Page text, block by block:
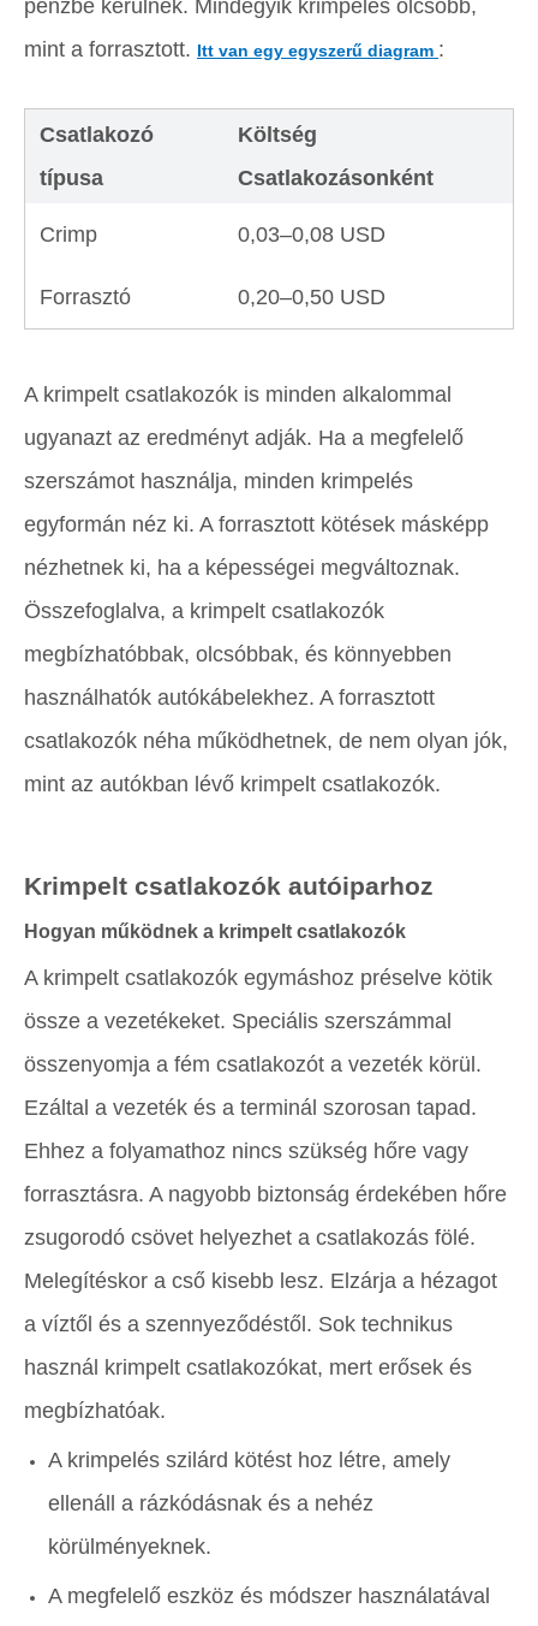
pénzbe kerülnek. Mindegyik krimpelés olcsóbb,
mint a forrasztott. Itt van egy egyszerű diagram :
Csatlakozó
típusa
Költség
Csatlakozásonként
Crimp 0,03–0,08 USD
Forrasztó 0,20–0,50 USD
A krimpelt csatlakozók is minden alkalommal
ugyanazt az eredményt adják. Ha a megfelelő
szerszámot használja, minden krimpelés
egyformán néz ki. A forrasztott kötések másképp
nézhetnek ki, ha a képességei megváltoznak.
Összefoglalva, a krimpelt csatlakozók
megbízhatóbbak, olcsóbbak, és könnyebben
használhatók autókábelekhez. A forrasztott
csatlakozók néha működhetnek, de nem olyan jók,
mint az autókban lévő krimpelt csatlakozók.
Krimpelt csatlakozók autóiparhoz
Hogyan működnek a krimpelt csatlakozók
A krimpelt csatlakozók egymáshoz préselve kötik
össze a vezetékeket. Speciális szerszámmal
összenyomja a fém csatlakozót a vezeték körül.
Ezáltal a vezeték és a terminál szorosan tapad.
Ehhez a folyamathoz nincs szükség hőre vagy
forrasztásra. A nagyobb biztonság érdekében hőre
zsugorodó csövet helyezhet a csatlakozás fölé.
Melegítéskor a cső kisebb lesz. Elzárja a hézagot
a víztől és a szennyeződéstől. Sok technikus
használ krimpelt csatlakozókat, mert erősek és
megbízhatóak.
A krimpelés szilárd kötést hoz létre, amely
ellenáll a rázkódásnak és a nehéz
körülményeknek.
A megfelelő eszköz és módszer használatával